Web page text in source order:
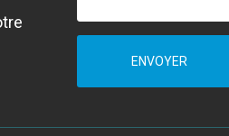
ENVOYER